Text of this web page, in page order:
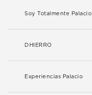
Soy Totalmente Palacio
DHIERRO
Experiencias Palacio